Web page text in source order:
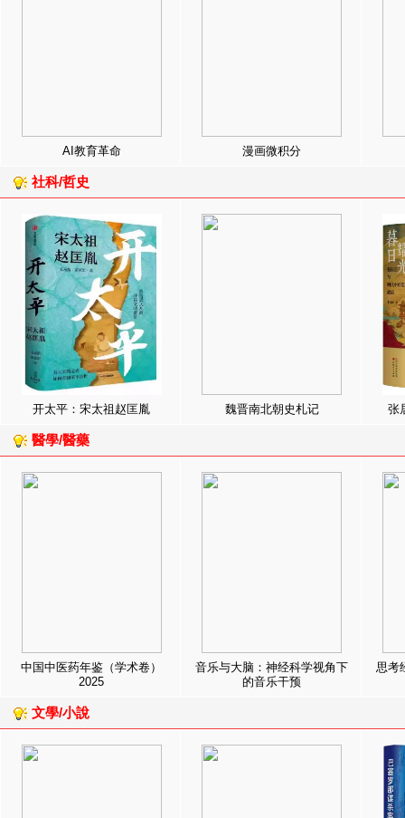
AI教育革命 漫画微积分
社科/哲史
开太平：宋太祖赵匡胤 魏晋南北朝史札记 张
醫學/醫藥
中国中医药年鉴（学术卷）
2025
音乐与大脑：神经科学视角下
的音乐干预
思考
文學/小說